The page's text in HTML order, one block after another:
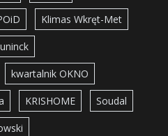
Klimas Wkręt-Met
kwartalnik OKNO
KRISHOME Soudal